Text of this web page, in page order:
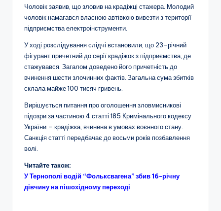
Чоловік заявив, що зловив на крадіжці стажера. Молодий
чоловік намагався власною автівкою вивезти з території
підприємства електроінструменти.
У ході розслідування слідчі встановили, що 23-річний
фігурант причетний до серії крадіжок з підприємства, де
стажувався. Загалом доведено його причетність до
вчинення шести злочинних фактів. Загальна сума збитків
склала майже 100 тисяч гривень.
Вирішується питання про оголошення зловмисникові
підозри за частиною 4 статті 185 Кримінального кодексу
України – крадіжка, вчинена в умовах воєнного стану.
Санкція статті передбачає до восьми років позбавлення
волі.
Читайте також:
У Тернополі водій “Фольксвагена” збив 16-річну
дівчину на пішохідному переході